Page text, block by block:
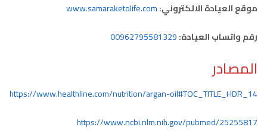
موقع العيادة الالكتروني:www.samaraketolife.com
رقم واتساب العيادة:00962795581329
المصادر
https://www.healthline.com/nutrition/argan-oil#TOC_TITLE_HDR_14
https://www.ncbi.nlm.nih.gov/pubmed/25255817